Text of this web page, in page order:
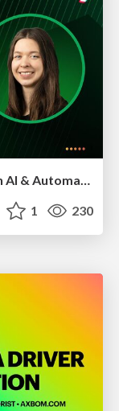
1 230